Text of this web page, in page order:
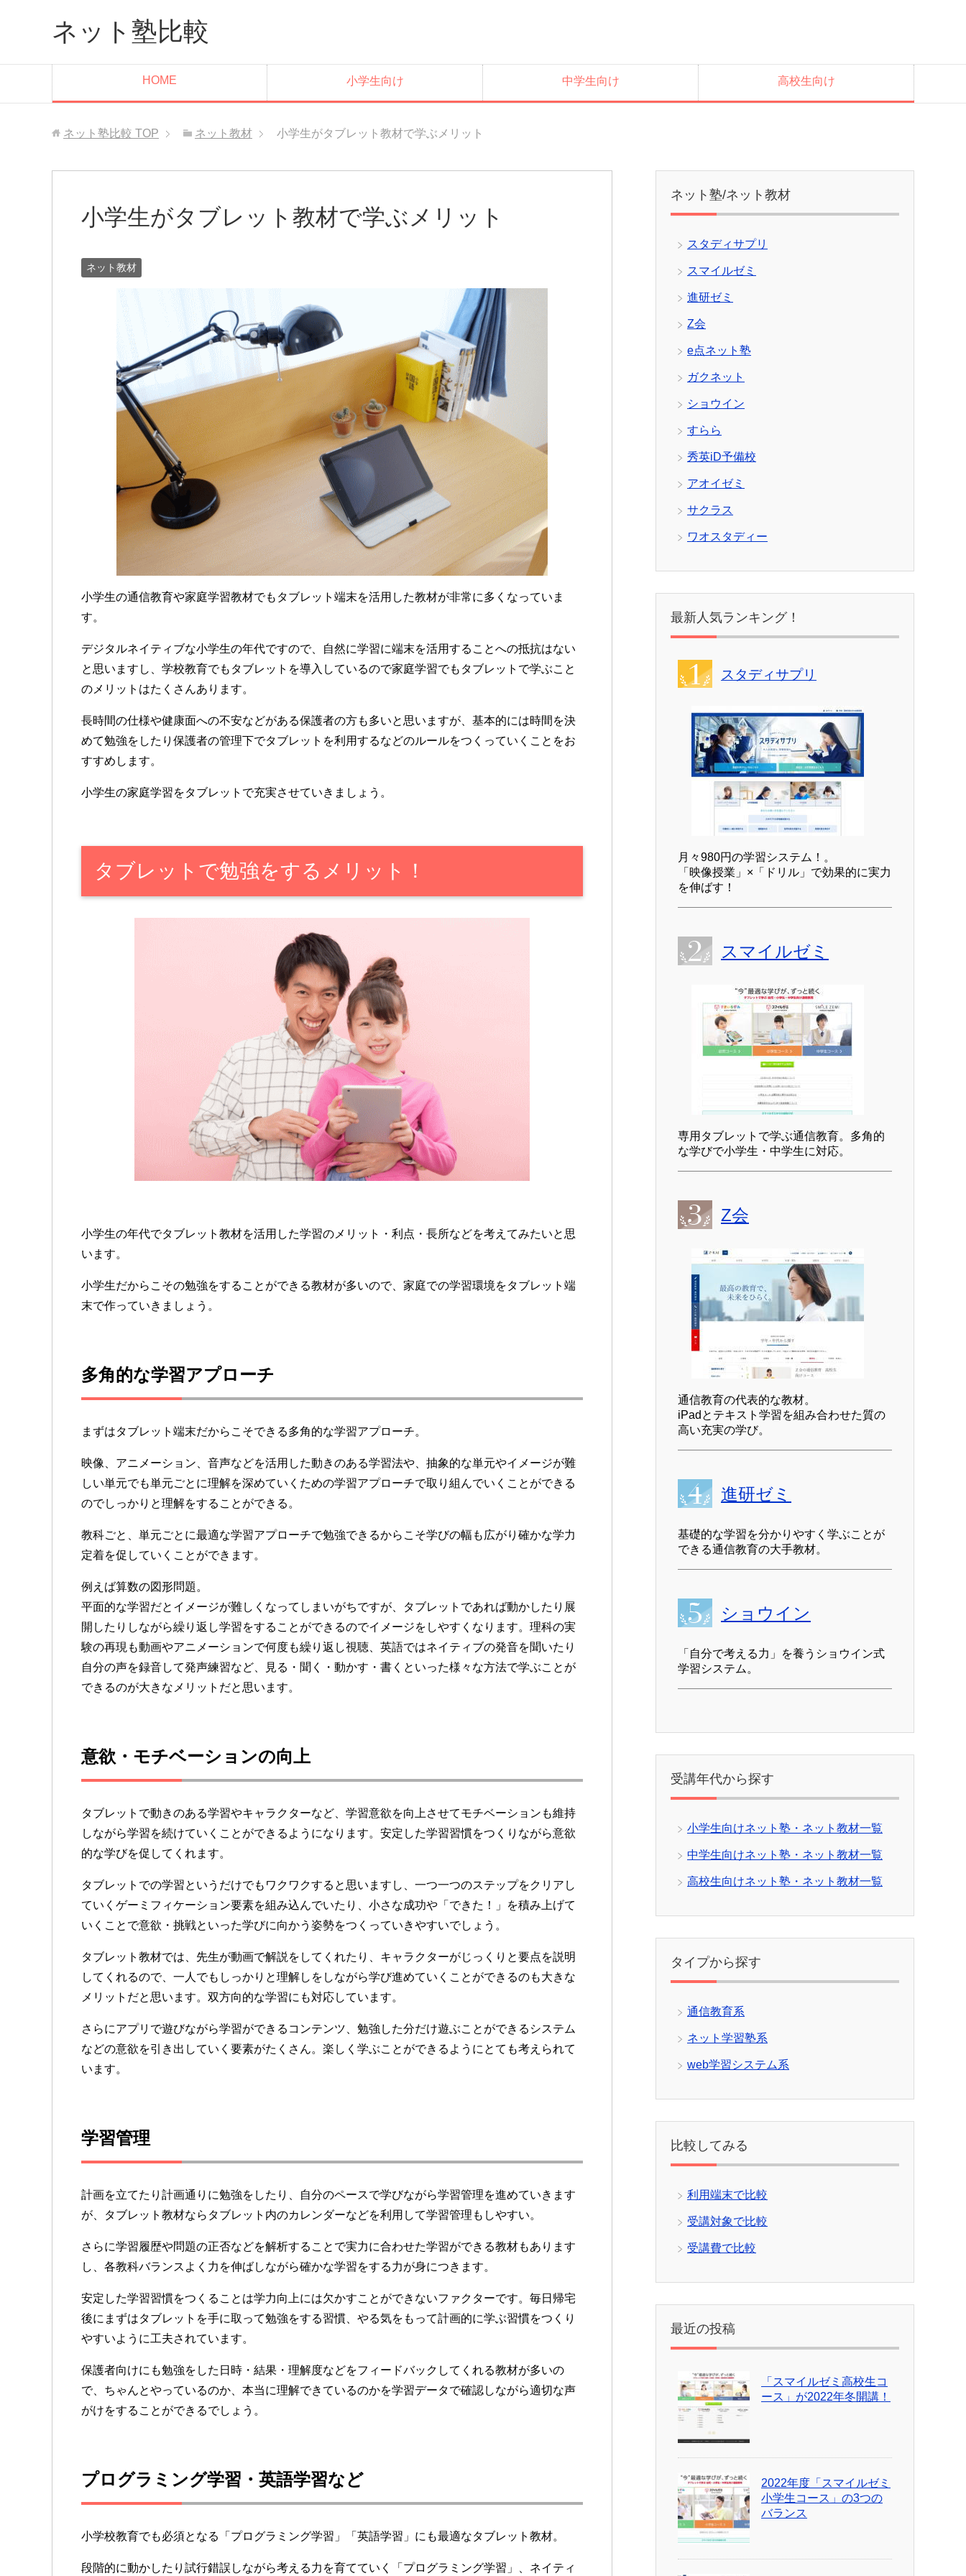
ネット塾比較
HOME 小学生向け 中学生向け 高校生向け
ネット塾比較 TOP ネット教材 小学生がタブレット教材で学ぶメリット
小学生がタブレット教材で学ぶメリット
ネット教材
小学生の通信教育や家庭学習教材でもタブレット端末を活用した教材が非常に多くなっていま
す。
デジタルネイティブな小学生の年代ですので、自然に学習に端末を活用することへの抵抗はない
と思いますし、学校教育でもタブレットを導入しているので家庭学習でもタブレットで学ぶこと
のメリットはたくさんあります。
長時間の仕様や健康面への不安などがある保護者の方も多いと思いますが、基本的には時間を決
めて勉強をしたり保護者の管理下でタブレットを利用するなどのルールをつくっていくことをお
すすめします。
小学生の家庭学習をタブレットで充実させていきましょう。
タブレットで勉強をするメリット！
小学生の年代でタブレット教材を活用した学習のメリット・利点・長所などを考えてみたいと思
います。
小学生だからこその勉強をすることができる教材が多いので、家庭での学習環境をタブレット端
末で作っていきましょう。
多角的な学習アプローチ
まずはタブレット端末だからこそできる多角的な学習アプローチ。
映像、アニメーション、音声などを活用した動きのある学習法や、抽象的な単元やイメージが難
しい単元でも単元ごとに理解を深めていくための学習アプローチで取り組んでいくことができる
のでしっかりと理解をすることができる。
教科ごと、単元ごとに最適な学習アプローチで勉強できるからこそ学びの幅も広がり確かな学力
定着を促していくことができます。
例えば算数の図形問題。
平面的な学習だとイメージが難しくなってしまいがちですが、タブレットであれば動かしたり展
開したりしながら繰り返し学習をすることができるのでイメージをしやすくなります。理科の実
験の再現も動画やアニメーションで何度も繰り返し視聴、英語ではネイティブの発音を聞いたり
自分の声を録音して発声練習など、見る・聞く・動かす・書くといった様々な方法で学ぶことが
できるのが大きなメリットだと思います。
意欲・モチベーションの向上
タブレットで動きのある学習やキャラクターなど、学習意欲を向上させてモチベーションも維持
しながら学習を続けていくことができるようになります。安定した学習習慣をつくりながら意欲
的な学びを促してくれます。
タブレットでの学習というだけでもワクワクすると思いますし、一つ一つのステップをクリアし
ていくゲーミフィケーション要素を組み込んでいたり、小さな成功や「できた！」を積み上げて
いくことで意欲・挑戦といった学びに向かう姿勢をつくっていきやすいでしょう。
タブレット教材では、先生が動画で解説をしてくれたり、キャラクターがじっくりと要点を説明
してくれるので、一人でもしっかりと理解しをしながら学び進めていくことができるのも大きな
メリットだと思います。双方向的な学習にも対応しています。
さらにアプリで遊びながら学習ができるコンテンツ、勉強した分だけ遊ぶことができるシステム
などの意欲を引き出していく要素がたくさん。楽しく学ぶことができるようにとても考えられて
います。
学習管理
計画を立てたり計画通りに勉強をしたり、自分のペースで学びながら学習管理を進めていきます
が、タブレット教材ならタブレット内のカレンダーなどを利用して学習管理もしやすい。
さらに学習履歴や問題の正否などを解析することで実力に合わせた学習ができる教材もあります
し、各教科バランスよく力を伸ばしながら確かな学習をする力が身につきます。
安定した学習習慣をつくることは学力向上には欠かすことができないファクターです。毎日帰宅
後にまずはタブレットを手に取って勉強をする習慣、やる気をもって計画的に学ぶ習慣をつくり
やすいように工夫されています。
保護者向けにも勉強をした日時・結果・理解度などをフィードバックしてくれる教材が多いの
で、ちゃんとやっているのか、本当に理解できているのかを学習データで確認しながら適切な声
がけをすることができるでしょう。
プログラミング学習・英語学習など
小学校教育でも必須となる「プログラミング学習」「英語学習」にも最適なタブレット教材。
段階的に動かしたり試行錯誤しながら考える力を育てていく「プログラミング学習」、ネイティ
ネット塾/ネット教材
スタディサプリ
スマイルゼミ
進研ゼミ
Z会
e点ネット塾
ガクネット
ショウイン
すらら
秀英iD予備校
アオイゼミ
サクラス
ワオスタディー
最新人気ランキング！
スタディサプリ
月々980円の学習システム！。
「映像授業」×「ドリル」で効果的に実力
を伸ばす！
スマイルゼミ
専用タブレットで学ぶ通信教育。多角的
な学びで小学生・中学生に対応。
Z会
通信教育の代表的な教材。
iPadとテキスト学習を組み合わせた質の
高い充実の学び。
進研ゼミ
基礎的な学習を分かりやすく学ぶことが
できる通信教育の大手教材。
ショウイン
「自分で考える力」を養うショウイン式
学習システム。
受講年代から探す
小学生向けネット塾・ネット教材一覧
中学生向けネット塾・ネット教材一覧
高校生向けネット塾・ネット教材一覧
タイプから探す
通信教育系
ネット学習塾系
web学習システム系
比較してみる
利用端末で比較
受講対象で比較
受講費で比較
最近の投稿
「スマイルゼミ高校生コ
ース」が2022年冬開講！
2022年度「スマイルゼミ
小学生コース」の3つの
バランス